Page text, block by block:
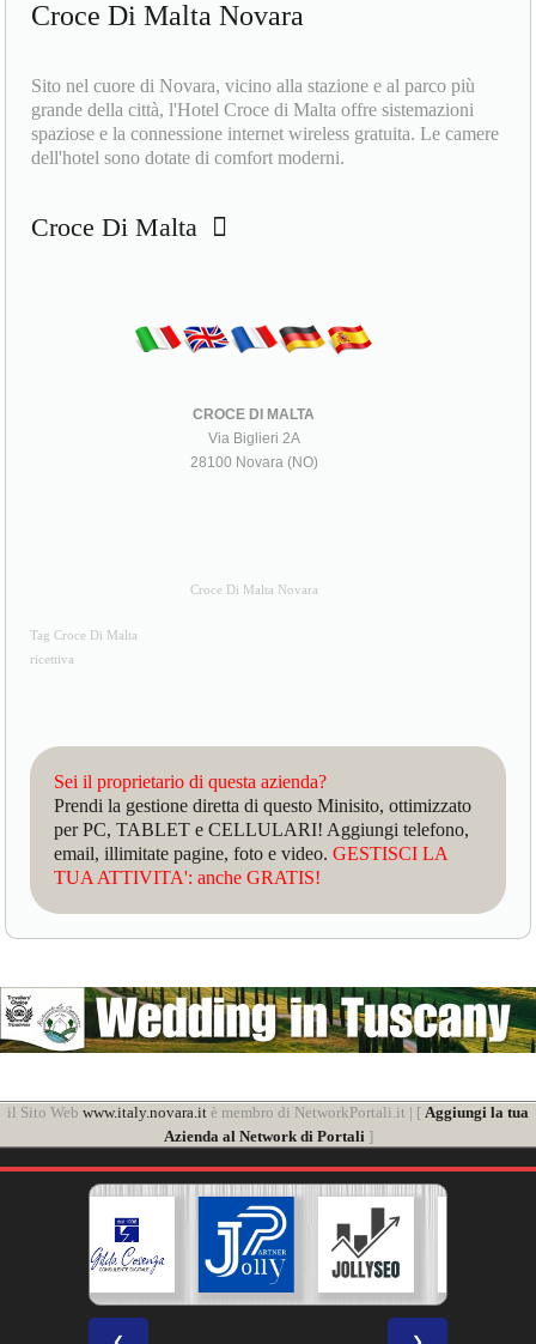
Croce Di Malta Novara
Sito nel cuore di Novara, vicino alla stazione e al parco più
grande della città, l'Hotel Croce di Malta offre sistemazioni
spaziose e la connessione internet wireless gratuita. Le camere
dell'hotel sono dotate di comfort moderni.
Croce Di Malta
CROCE DI MALTA
Via Biglieri 2A
28100 Novara (NO)
Croce Di Malta Novara
Tag Croce Di Malta
ricettiva
Sei il proprietario di questa azienda?
Prendi la gestione diretta di questo Minisito, ottimizzato
per PC, TABLET e CELLULARI! Aggiungi telefono,
email, illimitate pagine, foto e video.GESTISCI LA
TUA ATTIVITA': anche GRATIS!
il Sito Web www.italy.novara.it è membro di NetworkPortali.it | [ Aggiungi la tua
Azienda al Network di Portali]